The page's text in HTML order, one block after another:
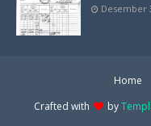
Desember
Home
Crafted with
by